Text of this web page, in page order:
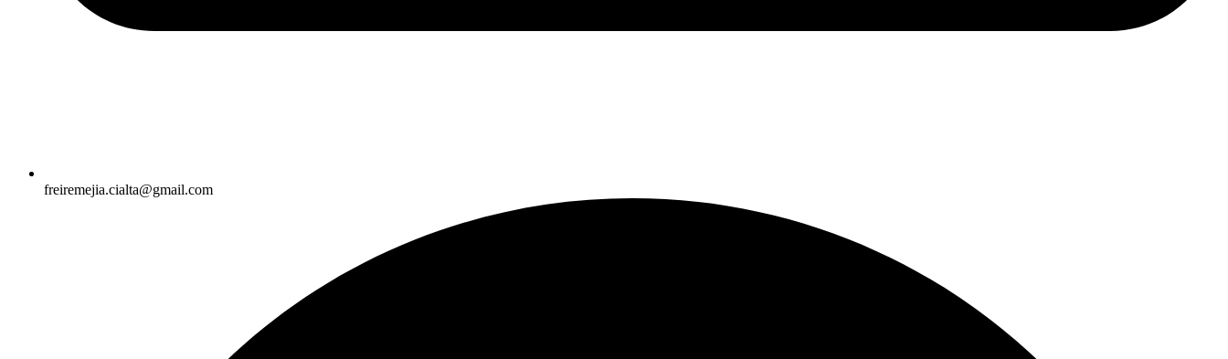
freiremejia.cialta@gmail.com